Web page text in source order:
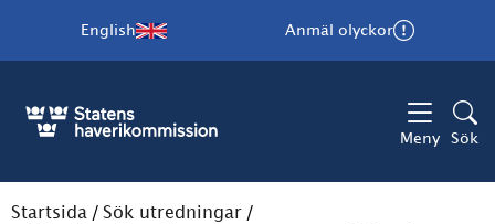
English Anmäl olyckor
Meny Sök
Startsida / Sök utredningar /